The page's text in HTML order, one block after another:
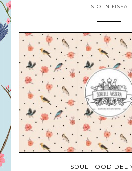
STO IN FISSA
SOUL FOOD